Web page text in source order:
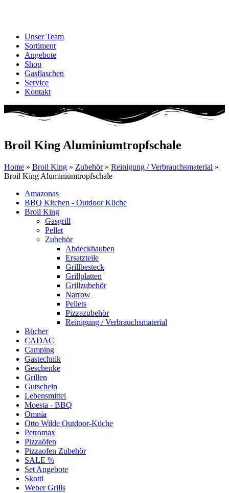
Unser Team
Sortiment
Angebote
Shop
Gasflaschen
Service
Kontakt
Broil King Aluminiumtropfschale
Home » Broil King » Zubehör» Reinigung / Verbrauchsmaterial »
Broil King Aluminiumtropfschale
Amazonas
BBQ Kitchen - Outdoor Küche
Broil King
Gasgrill
Pellet
Zubehör
Abdeckhauben
Ersatzteile
Grillbesteck
Grillplatten
Grillzubehör
Narrow
Pellets
Pizzazubehör
Reinigung / Verbrauchsmaterial
Bücher
CADAC
Camping
Gastechnik
Geschenke
Grillen
Gutschein
Lebensmittel
Moesta - BBQ
Omnia
Otto Wilde Outdoor-Küche
Petromax
Pizzaöfen
Pizzaofen Zubehör
SALE %
Set Angebote
Skotti
Weber Grills